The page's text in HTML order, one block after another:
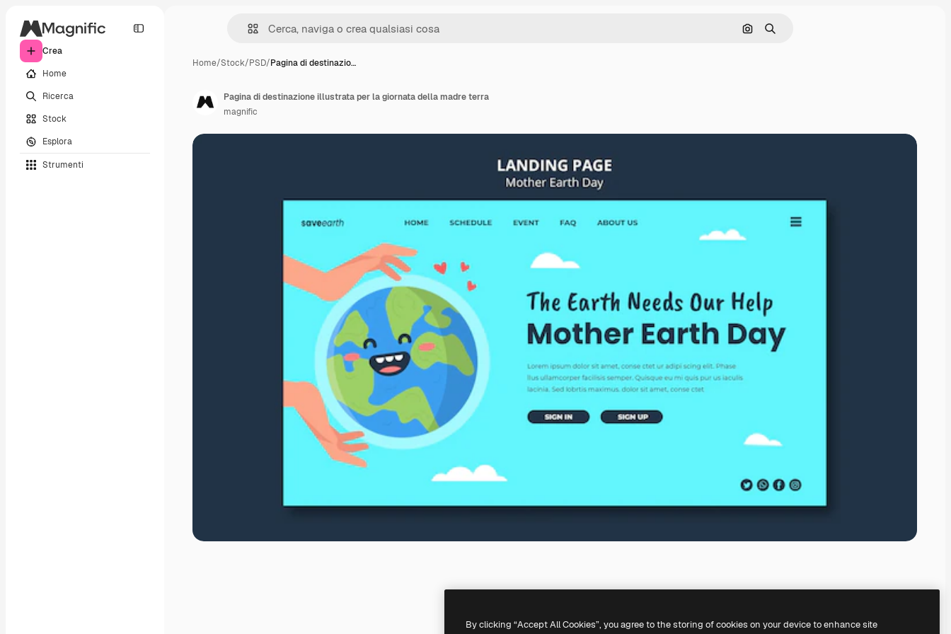
Crea
Home
Ricerca
Stock
Esplora
Strumenti
Cerca per immagine
Ricerca
Home/Stock/PSD/Pagina di destinazio…
Pagina di destinazione illustrata per la giornata della madre terra
magnific
By clicking “Accept All Cookies”, you agree to the storing of cookies on your device to enhance site